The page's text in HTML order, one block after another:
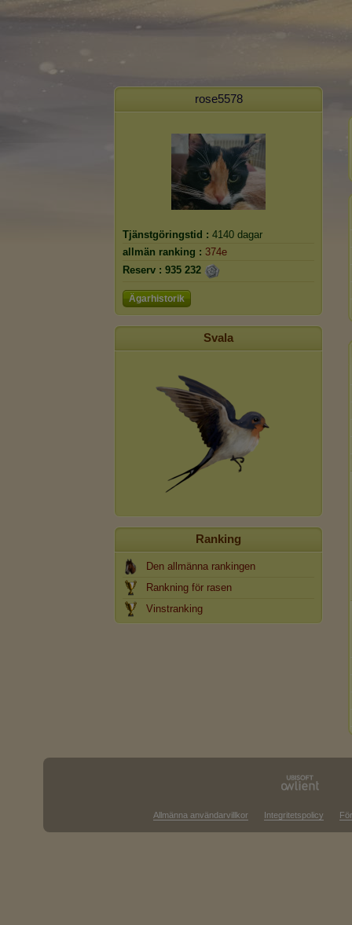
rose5578
Tjänstgöringstid : 4140 dagar
allmän ranking : 374e
Reserv : 935 232
Ägarhistorik
Svala
Ranking
Den allmänna rankingen
Rankning för rasen
Vinstranking
Allmänna användarvillkor Integritetspolicy